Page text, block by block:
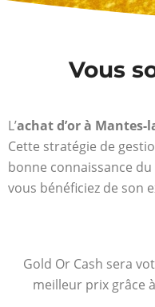
Vous
L’achat d’or à Mantes-
Cette stratégie de
bonne connaissance
vous bénéficiez de son
Gold Or Cash sera
meilleur prix grâce à